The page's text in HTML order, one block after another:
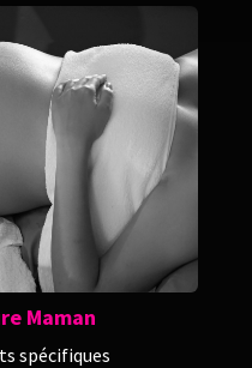
Maman
spécifiques